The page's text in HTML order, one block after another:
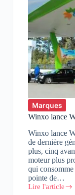
Marques
Winxo lance
Winxo lance
de dernière
plus, cinq
moteur plus
qui
pointe de…
Lire l'article
Winxo